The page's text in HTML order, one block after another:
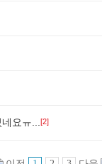
요ㅠ... [2]